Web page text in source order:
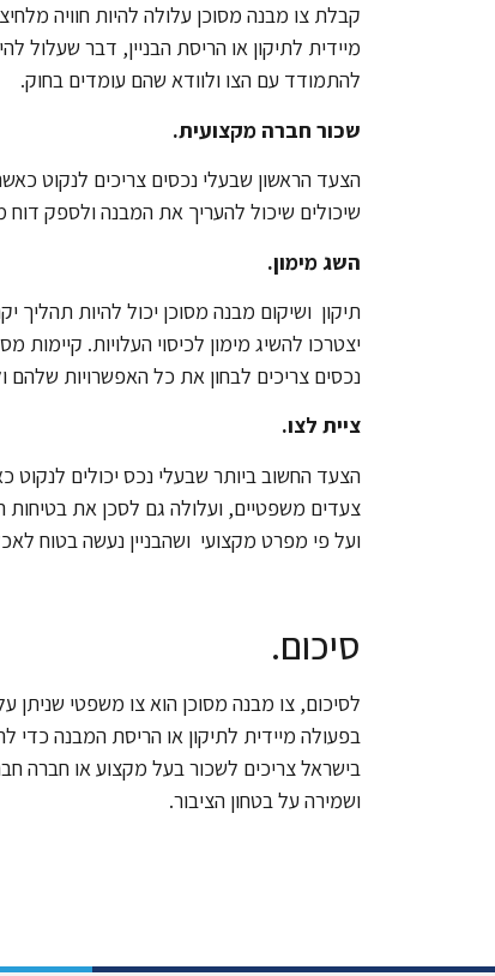
קבלת צו מבנה מסוכן עלולה להיות חוויה
מיידית לתיקון או הריסת הבניין, דבר שעלול
להתמודד עם הצו ולוודא שהם עומדים בחוק.
שכור חברה מקצועית.
הצעד הראשון שבעלי נכסים צריכים לנקוט
שיכולים שיכול להעריך את המבנה ולספק
השג מימון.
תיקון ושיקום מבנה מסוכן יכול להיות
יצטרכו להשיג מימון לכיסוי העלויות.
נכסים צריכים לבחון את כל האפשרויות
ציית לצו.
הצעד החשוב ביותר שבעלי נכס יכולים לנקוט
צעדים משפטיים, ועלולה גם לסכן את בטיחות
ועל פי מפרט מקצועי ושהבניין נעשה בטוח
סיכום.
לסיכום, צו מבנה מסוכן הוא צו משפטי שניתן
בפעולה מיידית לתיקון או הריסת המבנה כדי
בישראל צריכים לשכור בעל מקצוע או חברה
ושמירה על בטחון הציבור.